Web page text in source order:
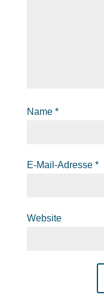
Name *
E-Mail-Adresse *
Website